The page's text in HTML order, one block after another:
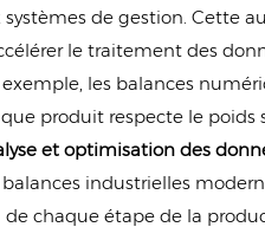
systèmes de gestion. Cette
le traitement des
exemple, les balances
produit respecte le poids
et optimisation des
balances industrielles
de chaque étape de la